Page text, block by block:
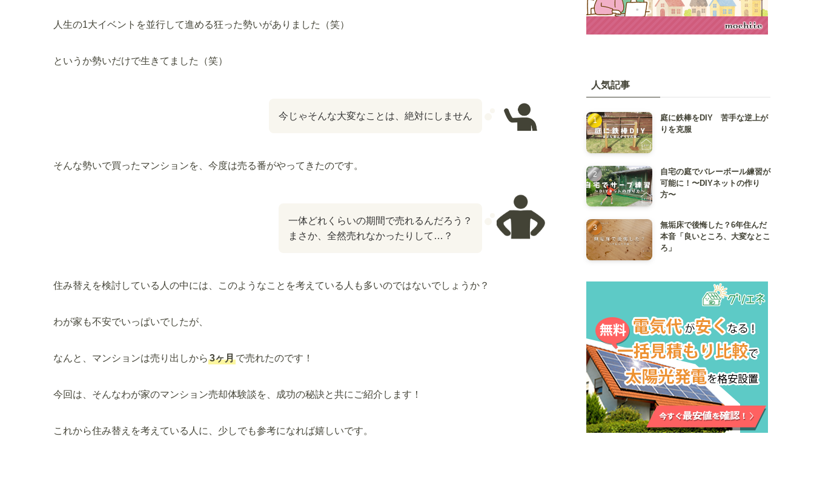
人生の1大イベントを並行して進める狂った勢いがありました（笑）
というか勢いだけで生きてました（笑）
今じゃそんな大変なことは、絶対にしません
そんな勢いで買ったマンションを、今度は売る番がやってきたのです。
一体どれくらいの期間で売れるんだろう？
まさか、全然売れなかったりして…？
住み替えを検討している人の中には、このようなことを考えている人も多いのではないでしょうか？
わが家も不安でいっぱいでしたが、
なんと、マンションは売り出しから 3ヶ月で売れたのです！
今回は、そんなわが家のマンション売却体験談を、成功の秘訣と共にご紹介します！
これから住み替えを考えている人に、少しでも参考になれば嬉しいです。
人気記事
庭に鉄棒をDIY 苦手な逆上が
りを克服
自宅の庭でバレーボール練習が
可能に！〜DIYネットの作り
方〜
無垢床で後悔した？6年住んだ
本音「良いところ、大変なとこ
ろ」